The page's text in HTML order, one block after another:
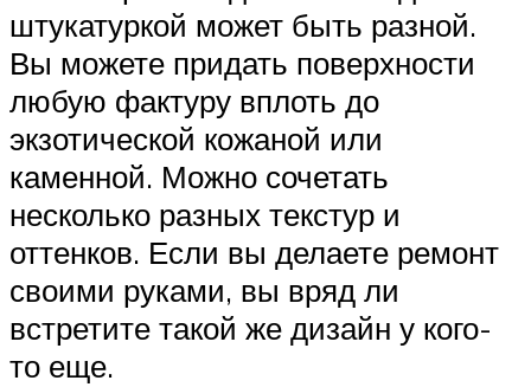
штукатуркой может быть разной.
Вы можете придать поверхности
любую фактуру вплоть до
экзотической кожаной или
каменной. Можно сочетать
несколько разных текстур и
оттенков. Если вы делаете ремонт
своими руками, вы вряд ли
встретите такой же дизайн у кого-
то еще.